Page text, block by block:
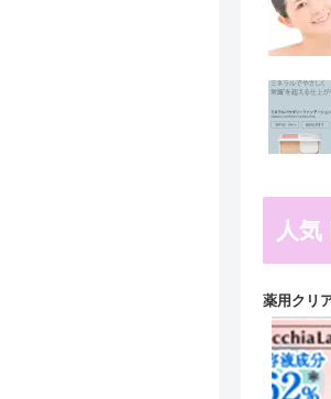
人
薬用クリ